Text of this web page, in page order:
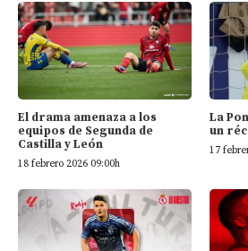
El drama amenaza a los
equipos de Segunda de
Castilla y León
18 febrero 2026 09:00h
La
un
17